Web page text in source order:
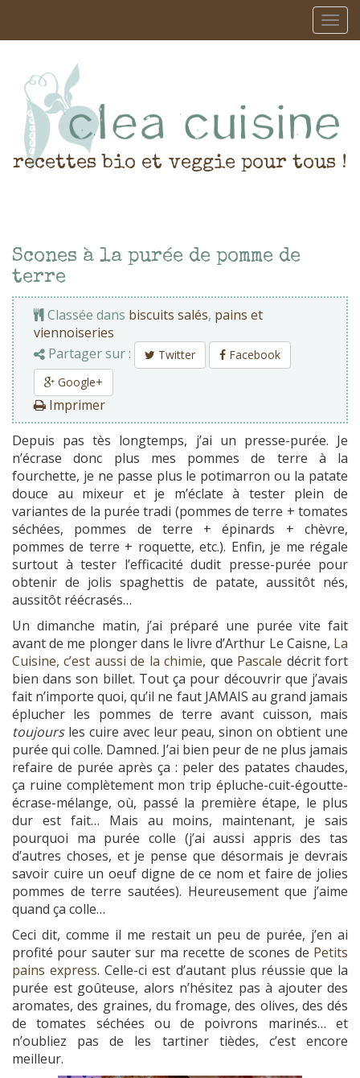
recettes bio et veggie pour tous !
Scones à la purée de pomme de
terre
Classée dans biscuits salés, pains et
viennoiseries
Partager sur :
Twitter
Facebook
Google+
Imprimer
Depuis pas tès longtemps, j’ai un presse-purée. Je
n’écrase donc plus mes pommes de terre à la
fourchette, je ne passe plus le potimarron ou la patate
douce au mixeur et je m’éclate à tester plein de
variantes de la purée tradi (pommes de terre + tomates
séchées, pommes de terre + épinards + chèvre,
pommes de terre + roquette, etc.). Enfin, je me régale
surtout à tester l’efficacité dudit presse-purée pour
obtenir de jolis spaghettis de patate, aussitôt nés,
aussitôt réécrasés…
Un dimanche matin, j’ai préparé une purée vite fait
avant de me plonger dans le livre d’Arthur Le Caisne, La
Cuisine, c’est aussi de la chimie, que Pascale décrit fort
bien dans son billet. Tout ça pour découvrir que j’avais
fait n’importe quoi, qu’il ne faut JAMAIS au grand jamais
éplucher les pommes de terre avant cuisson, mais
toujoursles cuire avec leur peau, sinon on obtient une
purée qui colle. Damned. J’ai bien peur de ne plus jamais
refaire de purée après ça : peler des patates chaudes,
ça ruine complètement mon trip épluche-cuit-égoutte-
écrase-mélange, où, passé la première étape, le plus
dur est fait… Mais au moins, maintenant, je sais
pourquoi ma purée colle (j’ai aussi appris des tas
d’autres choses, et je pense que désormais je devrais
savoir cuire un oeuf digne de ce nom et faire de jolies
pommes de terre sautées). Heureusement que j’aime
quand ça colle…
Ceci dit, comme il me restait un peu de purée, j’en ai
profité pour sauter sur ma recette de scones de Petits
pains express. Celle-ci est d’autant plus réussie que la
purée est goûteuse, alors n’hésitez pas à ajouter des
aromates, des graines, du fromage, des olives, des dés
de tomates séchées ou de poivrons marinés… et
n’oubliez pas de les tartiner tièdes, c’est encore
meilleur.